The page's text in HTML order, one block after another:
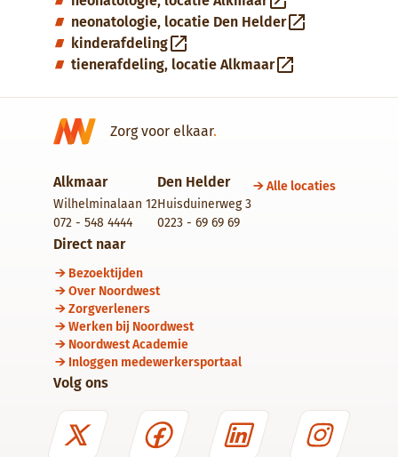
neonatologie, locatie Den Helder
kinderafdeling
tienerafdeling, locatie Alkmaar
Zorg voor elkaar.
Alkmaar
Wilhelminalaan 12
072 - 548 4444
Den Helder
Huisduinerweg 3
0223 - 69 69 69
Alle locaties
Direct naar
Bezoektijden
Over Noordwest
Zorgverleners
Werken bij Noordwest
Noordwest Academie
Inloggen medewerkersportaal
Volg ons